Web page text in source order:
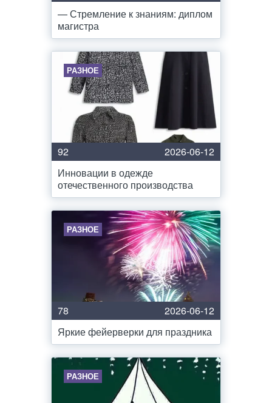
— Стремление к знаниям: диплом
магистра
РАЗНОЕ
92
2026-06-12
Инновации в одежде
отечественного производства
РАЗНОЕ
78
2026-06-12
Яркие фейерверки для праздника
РАЗНОЕ